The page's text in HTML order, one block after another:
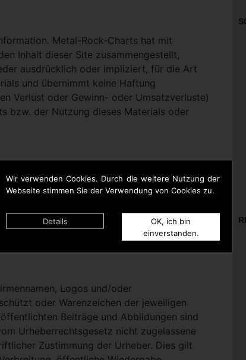
Wir verwenden Cookies. Durch die weitere Nutzung der
Webseite stimmen Sie der Verwendung von Cookies zu.
Details
OK, ich bin
einverstanden.
Metal-Rock-Charts hat mit
Inhalt dieser Site zusammengestellt,
ausdrücklich oder impliziert, für die Art
und übernimmt keine Haftung
Verlust oder Gewinn- oder Umsatzverluste)
bzw. der Nutzung dieses Materials oder
darauf hinweisen, dass sie keinerlei
gelinkter Seiten hat. Deshalb distanziert
aller gelinkten Seiten auf dieser Homepage
Eigen.
Logos und/oder
oder Warenzeichen der jeweiligen
Beiträge und Abbildungen sind
Urheberrechtsgesetz nicht zugelassene
Zustimmung der Urheber. Dies gilt